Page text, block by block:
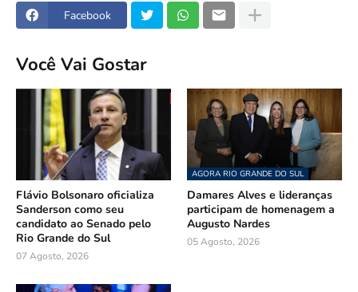
Facebook
Você Vai Gostar
Flávio Bolsonaro oficializa
Sanderson como seu
candidato ao Senado pelo
Rio Grande do Sul
07 Agosto, 2026
AGORA RIO GRANDE DO SUL
Damares Alves e lideranças
participam de homenagem a
Augusto Nardes
05 Agosto, 2026